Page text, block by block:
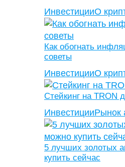
ИнвестицииО
Как обогнать
советы
ИнвестицииО
Стейкинг на TRON
ИнвестицииРынок
5 лучших золотых
купить сейчас